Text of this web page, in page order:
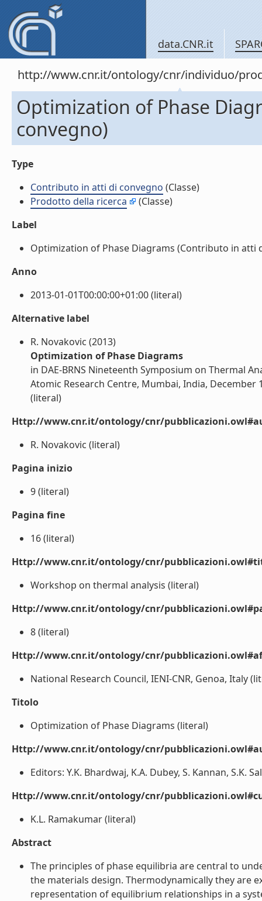
data.CNR.it
http://www.cnr.it/ontology/cnr/individuo/
Optimization of Phase
convegno)
Type
Contributo in atti di convegno (Classe)
Prodotto della ricerca
(Classe)
Label
Optimization of Phase Diagrams (Contributo in atti
Anno
2013-01-01T00:00:00+01:00 (literal)
Alternative label
R. Novakovic (2013)
Optimization of Phase Diagrams
in DAE-BRNS Nineteenth Symposium on Thermal
Atomic Research Centre, Mumbai, India, December
(literal)
Http://www.cnr.it/ontology/cnr/
R. Novakovic (literal)
Pagina inizio
9 (literal)
Pagina fine
16 (literal)
Http://www.cnr.it/ontology/cnr/
Workshop on thermal analysis (literal)
Http://www.cnr.it/ontology/cnr/
8 (literal)
Http://www.cnr.it/ontology/cnr/
National Research Council, IENI-CNR, Genoa, Italy
Titolo
Optimization of Phase Diagrams (literal)
Http://www.cnr.it/ontology/cnr/
Editors: Y.K. Bhardwaj, K.A. Dubey, S. Kannan, S.K.
Http://www.cnr.it/ontology/cnr/
K.L. Ramakumar (literal)
Abstract
The principles of phase equilibria are central to
the materials design. Thermodynamically they are
representation of equilibrium relationships in a